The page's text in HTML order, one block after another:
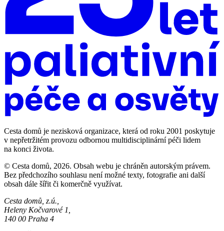
Cesta domů je nezisková organizace, která od roku 2001 poskytuje
v nepřetržitém provozu odbornou multidisciplinární péči lidem
na konci života.
© Cesta domů, 2026. Obsah webu je chráněn autorským právem.
Bez předchozího souhlasu není možné texty, fotografie ani další
obsah dále šířit či komerčně využívat.
Cesta domů, z.ú.,
Heleny Kočvarové 1,
140 00 Praha 4